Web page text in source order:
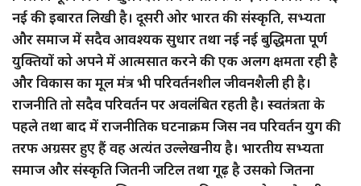
नई की इबारत लिखी है। दूसरी ओर भारत की संस्कृति, सभ्यता
और समाज में सदैव आवश्यक सुधार तथा नई नई बुद्धिमता पूर्ण
युक्तियों को अपने में आत्मसात करने की एक अलग क्षमता रही है
और विकास का मूल मंत्र भी परिवर्तनशील जीवनशैली ही है।
राजनीति तो सदैव परिवर्तन पर अवलंबित रहती है। स्वतंत्रता के
पहले तथा बाद में राजनीतिक घटनाक्रम जिस नव परिवर्तन युग की
तरफ अग्रसर हुए हैं वह अत्यंत उल्लेखनीय है। भारतीय सभ्यता
समाज और संस्कृति जितनी जटिल तथा गूढ़ है उसको जितना